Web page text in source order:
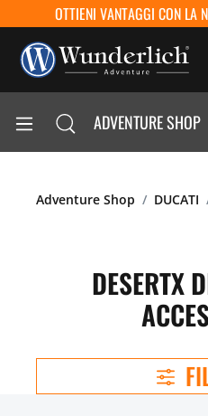
OTTIENI VANTAGGI CON LA
ADVENTURE SHOP
Adventure Shop DUCATI
DESERTX